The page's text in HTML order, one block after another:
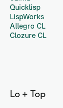
Quicklisp
LispWorks
Allegro CL
Clozure CL
Lo + Top